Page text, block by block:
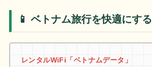
📱 ベトナム旅行を快適にする
レンタルWiFi「ベトナムデータ」